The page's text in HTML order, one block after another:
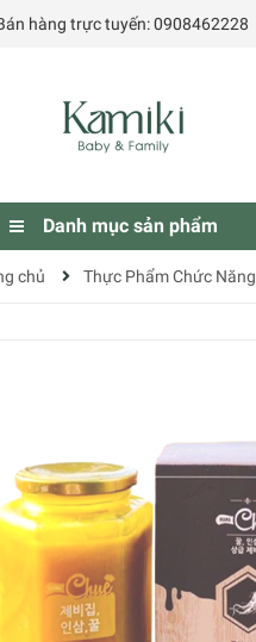
hàng trực tuyến:0908462228
Danh mục sản phẩm
chủ Thực Phẩm Chức